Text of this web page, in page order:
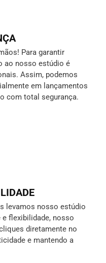
Para garantir
ao nosso estúdio é
Assim, podemos
em lançamentos
com total segurança.
levamos nosso estúdio
flexibilidade, nosso
diretamente no
e mantendo a